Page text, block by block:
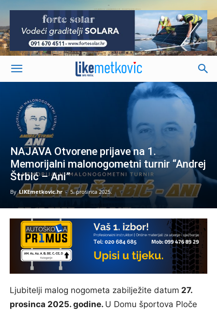
-
NAJAVA Otvorene prijave na 1.
Memorijalni malonogometni turnir “Andrej
Štrbić – Ani”
By LIKEmetkovic.hr - 5. prosinca 2025.
Ljubitelji malog nogometa zabilježite datum 27.
prosinca 2025. godine. U Domu športova Ploče